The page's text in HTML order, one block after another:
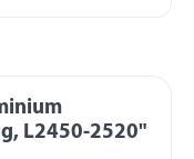
L2450-2520"